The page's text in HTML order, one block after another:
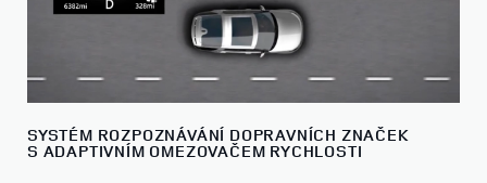
SYSTÉM ROZPOZNÁVÁNÍ DOPRAVNÍCH ZNAČEK
S ADAPTIVNÍM OMEZOVAČEM RYCHLOSTI